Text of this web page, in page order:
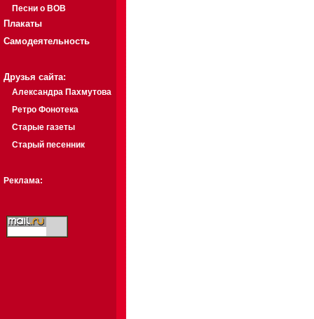
Песни о ВОВ
Плакаты
Самодеятельность
Друзья сайта:
Александра Пахмутова
Ретро Фонотека
Старые газеты
Старый песенник
Реклама: